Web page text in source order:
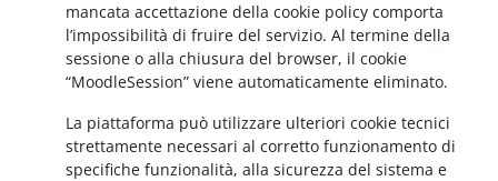
mancata accettazione della cookie policy comporta
l’impossibilità di fruire del servizio. Al termine della
sessione o alla chiusura del browser, il cookie
“MoodleSession” viene automaticamente eliminato.
La piattaforma può utilizzare ulteriori cookie tecnici
strettamente necessari al corretto funzionamento di
specifiche funzionalità, alla sicurezza del sistema e